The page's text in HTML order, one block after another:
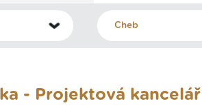
- Projektová kancelář